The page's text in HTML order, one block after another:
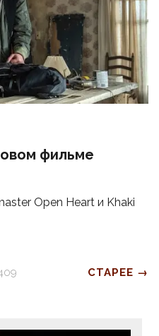
фильме
Open Heart и Khaki
СТАРЕЕ →